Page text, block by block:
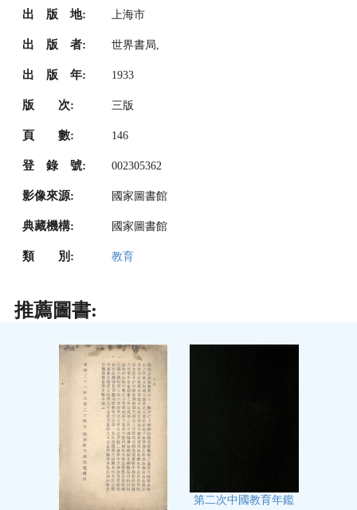
出 版 地: 上海市
出 版 者: 世界書局,
出 版 年: 1933
版 次: 三版
頁 數: 146
登 錄 號: 002305362
影像來源: 國家圖書館
典藏機構: 國家圖書館
類 別: 教育
推薦圖書:
第二次中國教育年鑑